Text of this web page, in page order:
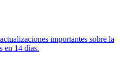
importantes sobre la
en 14 días.